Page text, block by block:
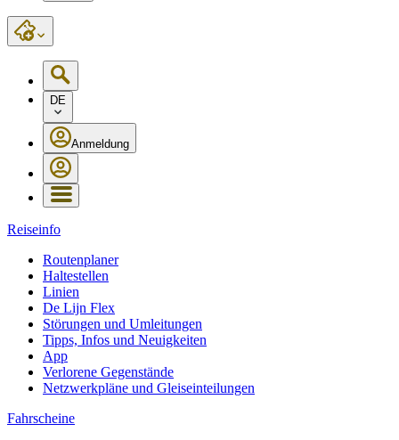
DE
Anmeldung
Reiseinfo
Routenplaner
Haltestellen
Linien
De Lijn Flex
Störungen und Umleitungen
Tipps, Infos und Neuigkeiten
App
Verlorene Gegenstände
Netzwerkpläne und Gleiseinteilungen
Fahrscheine